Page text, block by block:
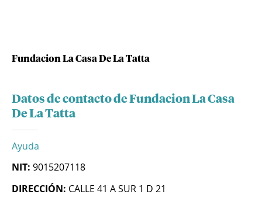
Fundacion La Casa De La Tatta
Datos de contacto de Fundacion La Casa
De La Tatta
Ayuda
NIT: 9015207118
DIRECCIÓN: CALLE 41 A SUR 1 D 21